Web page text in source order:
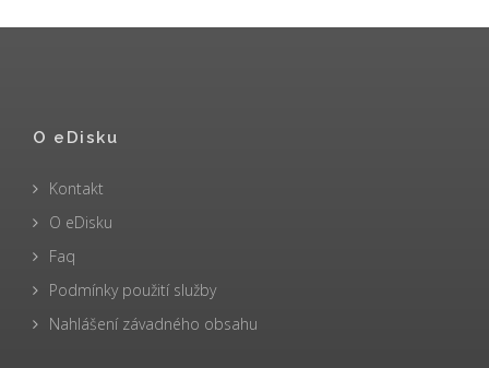
O eDisku
Kontakt
O eDisku
Faq
Podmínky použití služby
Nahlášení závadného obsahu